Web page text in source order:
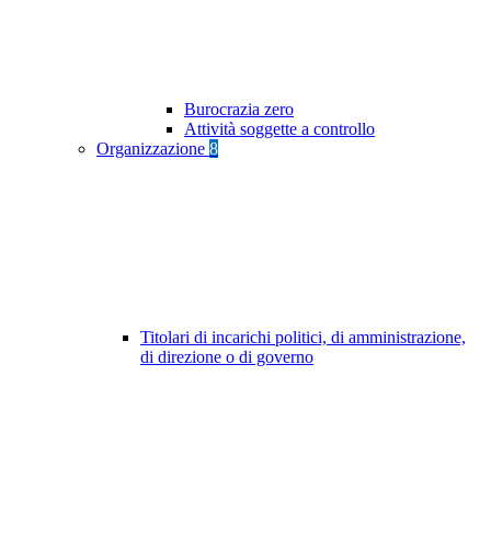
Burocrazia zero
Attività soggette a controllo
Organizzazione 8
Titolari di incarichi politici, di amministrazione,
di direzione o di governo